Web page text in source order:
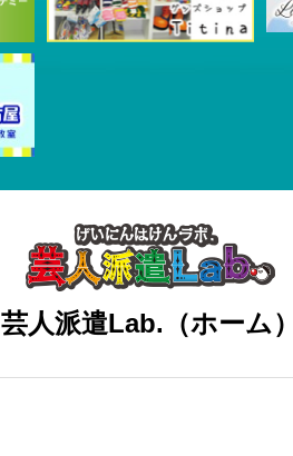
芸人派遣Lab.（ホーム